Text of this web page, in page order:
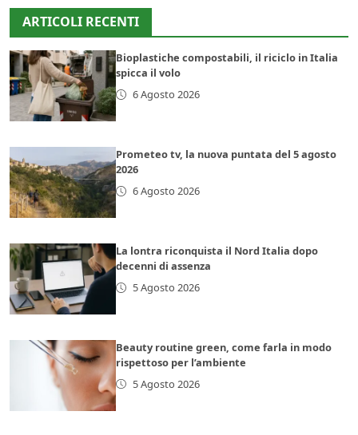
ARTICOLI RECENTI
Bioplastiche compostabili, il riciclo in Italia
spicca il volo
6 Agosto 2026
Prometeo tv, la nuova puntata del 5 agosto
2026
6 Agosto 2026
La lontra riconquista il Nord Italia dopo
decenni di assenza
5 Agosto 2026
Beauty routine green, come farla in modo
rispettoso per l’ambiente
5 Agosto 2026